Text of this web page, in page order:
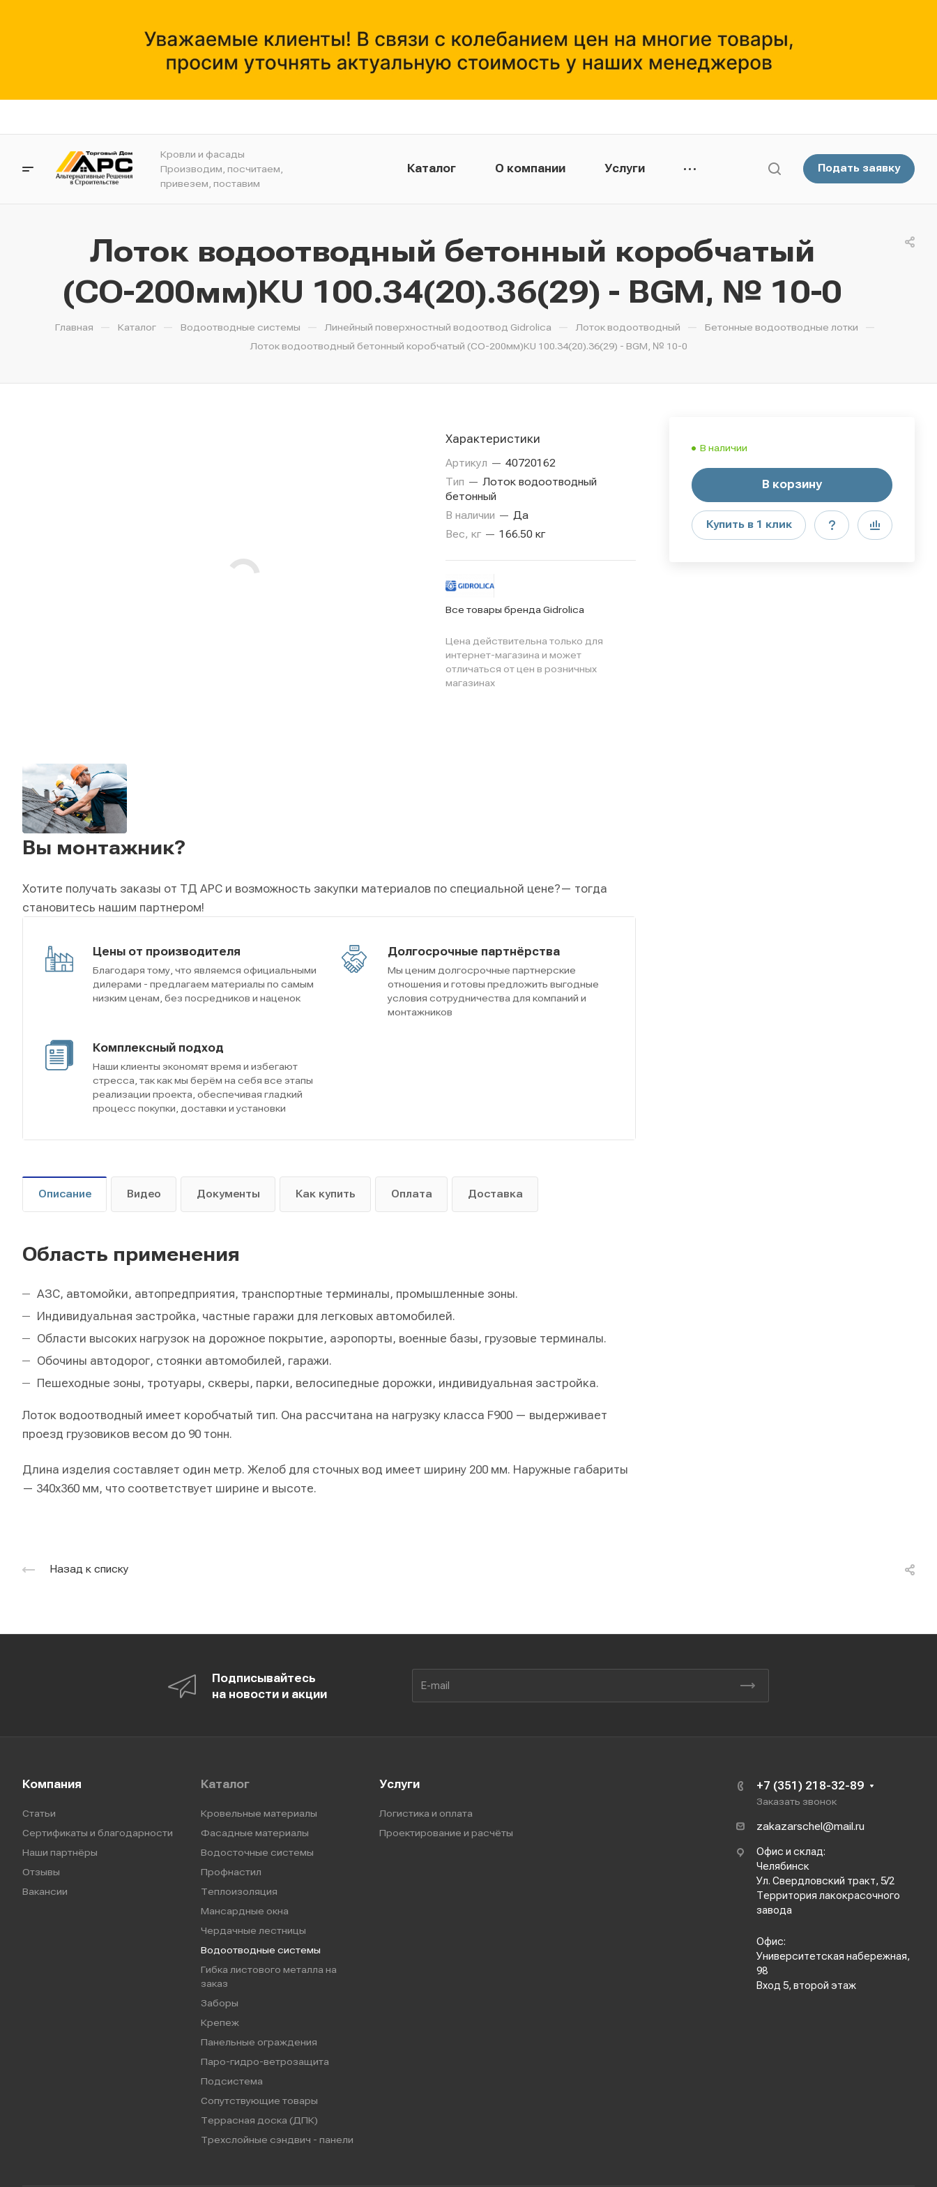
Кровли и фасады
Производим, посчитаем,
привезем, поставим
Каталог О компании Услуги Подать заявку
Лоток водоотводный бетонный коробчатый
(СО-200мм)КU 100.34(20).36(29) - BGМ, № 10-0
Главная — Каталог — Водоотводные системы — Линейный поверхностный водоотвод Gidrolica — Лоток водоотводный — Бетонные водоотводные лотки —
Лоток водоотводный бетонный коробчатый (СО-200мм)КU 100.34(20).36(29) - BGМ, № 10-0
В наличии
В корзину
Купить в 1 клик
Характеристики
Артикул — 40720162
Тип — Лоток водоотводный
бетонный
В наличии — Да
Вес, кг — 166.50 кг
Все товары бренда Gidrolica
Цена действительна только для
интернет-магазина и может
отличаться от цен в розничных
магазинах
Вы монтажник?
Хотите получать заказы от ТД АРС и возможность закупки материалов по специальной цене?— тогда
становитесь нашим партнером!
Цены от производителя
Благодаря тому, что являемся официальными
дилерами - предлагаем материалы по самым
низким ценам, без посредников и наценок
Долгосрочные партнёрства
Мы ценим долгосрочные партнерские
отношения и готовы предложить выгодные
условия сотрудничества для компаний и
монтажников
Комплексный подход
Наши клиенты экономят время и избегают
стресса, так как мы берём на себя все этапы
реализации проекта, обеспечивая гладкий
процесс покупки, доставки и установки
Описание Видео Документы Как купить Оплата Доставка
Область применения
АЗС, автомойки, автопредприятия, транспортные терминалы, промышленные зоны.
Индивидуальная застройка, частные гаражи для легковых автомобилей.
Области высоких нагрузок на дорожное покрытие, аэропорты, военные базы, грузовые терминалы.
Обочины автодорог, стоянки автомобилей, гаражи.
Пешеходные зоны, тротуары, скверы, парки, велосипедные дорожки, индивидуальная застройка.
Лоток водоотводный имеет коробчатый тип. Она рассчитана на нагрузку класса F900 — выдерживает
проезд грузовиков весом до 90 тонн.
Длина изделия составляет один метр. Желоб для сточных вод имеет ширину 200 мм. Наружные габариты
— 340х360 мм, что соответствует ширине и высоте.
Назад к списку
Подписывайтесь
на новости и акции
Компания
Статьи
Сертификаты и благодарности
Наши партнёры
Отзывы
Вакансии
Каталог
Кровельные материалы
Фасадные материалы
Водосточные системы
Профнастил
Теплоизоляция
Мансардные окна
Чердачные лестницы
Водоотводные системы
Гибка листового металла на
заказ
Заборы
Крепеж
Панельные ограждения
Паро-гидро-ветрозащита
Подсистема
Сопутствующие товары
Террасная доска (ДПК)
Трехслойные сэндвич - панели
Услуги
Логистика и оплата
Проектирование и расчёты
+7 (351) 218-32-89
Заказать звонок
zakazarschel@mail.ru
Офис и склад:
Челябинск
Ул. Свердловский тракт, 5/2
Территория лакокрасочного
завода
Офис:
Университетская набережная,
98
Вход 5, второй этаж